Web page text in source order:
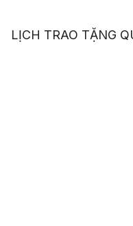
LỊCH TRAO TẶNG